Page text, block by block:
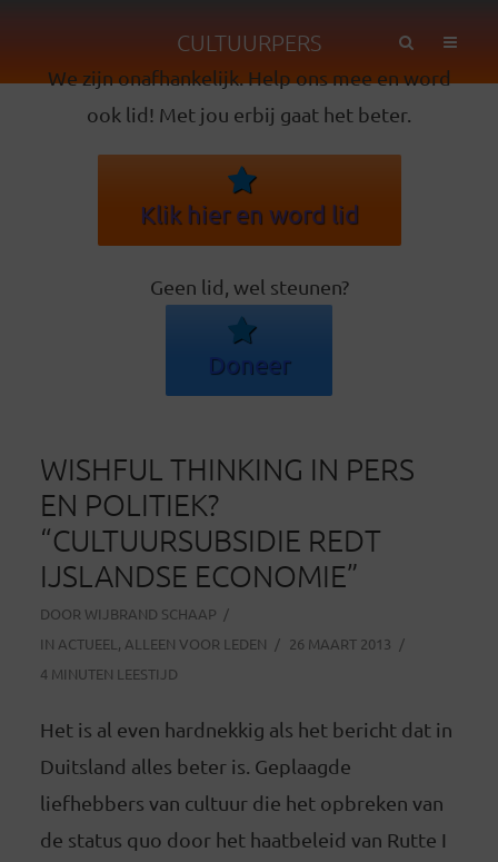
CULTUURPERS
We zijn onafhankelijk. Help ons mee en word
ook lid! Met jou erbij gaat het beter.
Klik hier en word lid
Geen lid, wel steunen?
Doneer
WISHFUL THINKING IN PERS
EN POLITIEK?
“CULTUURSUBSIDIE REDT
IJSLANDSE ECONOMIE”
DOOR WIJBRAND SCHAAP
IN ACTUEEL , ALLEEN VOOR LEDEN
26 MAART 2013
4 MINUTEN LEESTIJD
Het is al even hardnekkig als het bericht dat in
Duitsland alles beter is. Geplaagde
liefhebbers van cultuur die het opbreken van
de status quo door het haatbeleid van Rutte I